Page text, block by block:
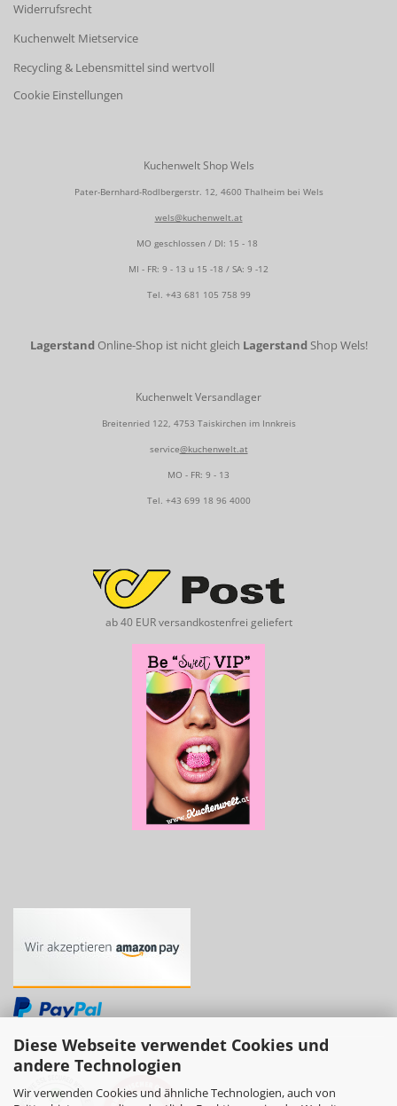
Diese Webseite verwendet Cookies und
andere Technologien
Wir verwenden Cookies und ähnliche Technologien, auch von
Widerrufsrecht
Kuchenwelt Mietservice
Recycling & Lebensmittel sind wertvoll
Cookie Einstellungen
Kuchenwelt Shop Wels
Pater-Bernhard-Rodlbergerstr. 12, 4600 Thalheim bei Wels
wels@kuchenwelt.at
MO geschlossen / DI: 15 - 18
MI - FR: 9 - 13 u 15 -18 / SA: 9 -12
Tel. +43 681 105 758 99
Lagerstand Online-Shop ist nicht gleich Lagerstand Shop Wels!
Kuchenwelt Versandlager
Breitenried 122, 4753 Taiskirchen im Innkreis
service@kuchenwelt.at
MO - FR: 9 - 13
Tel. +43 699 18 96 4000
ab 40 EUR versandkostenfrei geliefert